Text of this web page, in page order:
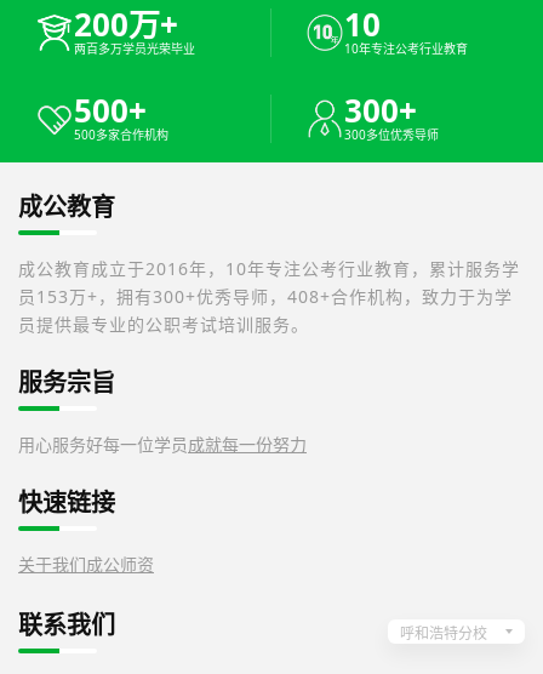
200万+
两百多万学员光荣毕业
10
10年专注公考行业教育
500+
500多家合作机构
300+
300多位优秀导师
成公教育
成公教育成立于2016年，10年专注公考行业教育，累计服务学
员153万+，拥有300+优秀导师，408+合作机构，致力于为学
员提供最专业的公职考试培训服务。
服务宗旨
用心服务好每一位学员成就每一份努力
快速链接
关于我们成公师资
联系我们 呼和浩特分校